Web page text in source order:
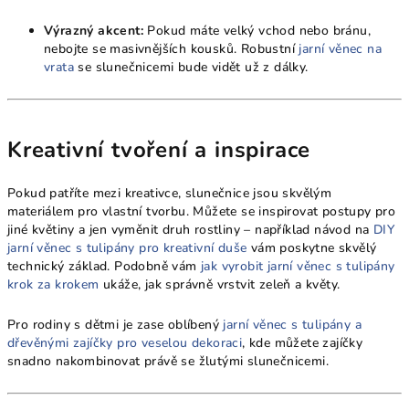
Výrazný akcent: Pokud máte velký vchod nebo bránu,
nebojte se masivnějších kousků. Robustní jarní věnec na
vrata se slunečnicemi bude vidět už z dálky.
Kreativní tvoření a inspirace
Pokud patříte mezi kreativce, slunečnice jsou skvělým
materiálem pro vlastní tvorbu. Můžete se inspirovat postupy pro
jiné květiny a jen vyměnit druh rostliny – například návod na DIY
jarní věnec s tulipány pro kreativní duše vám poskytne skvělý
technický základ. Podobně vám jak vyrobit jarní věnec s tulipány
krok za krokem ukáže, jak správně vrstvit zeleň a květy.
Pro rodiny s dětmi je zase oblíbený jarní věnec s tulipány a
dřevěnými zajíčky pro veselou dekoraci, kde můžete zajíčky
snadno nakombinovat právě se žlutými slunečnicemi.